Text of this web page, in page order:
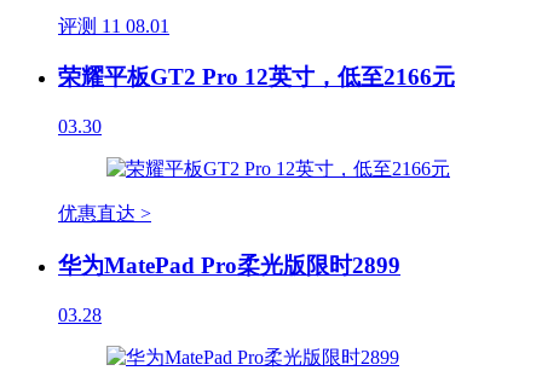
评测 11 08.01
荣耀平板GT2 Pro 12英寸，低至2166元
03.30
优惠直达 >
华为MatePad Pro柔光版限时2899
03.28